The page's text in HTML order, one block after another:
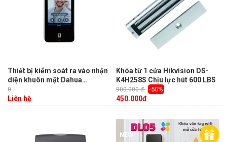
Thiết bị kiểm soát ra vào nhận
diện khuôn mặt Dahua
ASI8214Y-V3 LCD 10.1inch IPS,
100.000 khuôn mặt
0
Liên hệ
Khóa từ 1 cửa Hikvision DS-
K4H258S Chịu lực hút 600 LBS
900.000 đ -50%
450.000đ
NEW